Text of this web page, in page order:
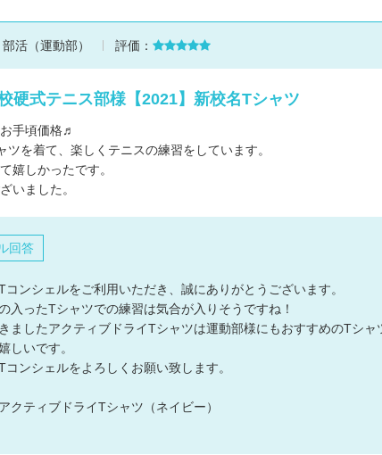
部活（運動部） 評価：
硬式テニス部様【2021】新校名Tシャツ
手頃価格♬
ツを着て、楽しくテニスの練習をしています。
嬉しかったです。
いました。
回答
コンシェルをご利用いただき、誠にありがとうございます。
入ったTシャツでの練習は気合が入りそうですね！
ましたアクティブドライTシャツは運動部様にもおすすめのTシ
しいです。
コンシェルをよろしくお願い致します。
クティブドライTシャツ（ネイビー）